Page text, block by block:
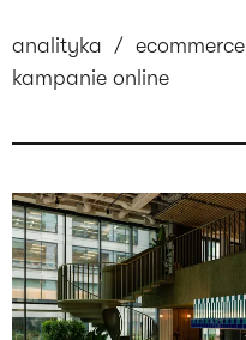
analityka / ecommerce
kampanie online